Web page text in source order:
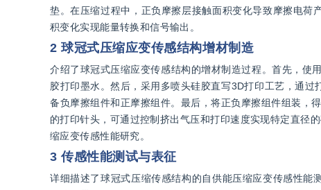
垫。在压缩过程中，正负摩擦层接触面积变化导致摩擦电
积变化实现能量转换和信号输出。
2 球冠式压缩应变传感结构增材制造
介绍了球冠式压缩应变传感结构的增材制造过程。首先，
胶打印墨水。然后，采用多喷头硅胶直写3D打印工艺，通
备负摩擦组件和正摩擦组件。最后，将正负摩擦组件组装，
的打印针头，可通过控制挤出气压和打印速度实现特定直径
缩应变传感性能研究。
3 传感性能测试与表征
详细描述了球冠式压缩传感结构的自供能压缩应变传感性